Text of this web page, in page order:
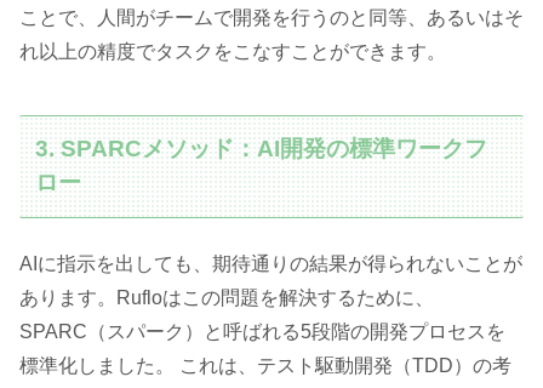
ことで、人間がチームで開発を行うのと同等、あるいはそ
れ以上の精度でタスクをこなすことができます。
3. SPARCメソッド：AI開発の標準ワークフ
ロー
AIに指示を出しても、期待通りの結果が得られないことが
あります。Rufloはこの問題を解決するために、
SPARC（スパーク）と呼ばれる5段階の開発プロセスを
標準化しました。 これは、テスト駆動開発（TDD）の考